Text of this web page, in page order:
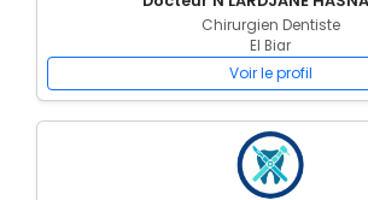
Chirurgien Dentiste
El Biar
Voir le profil